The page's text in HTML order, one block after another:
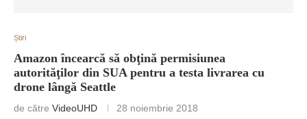
Știri
Amazon încearcă să obţină permisiunea
autorităţilor din SUA pentru a testa livrarea cu
drone lângă Seattle
de către VideoUHD 28 noiembrie 2018